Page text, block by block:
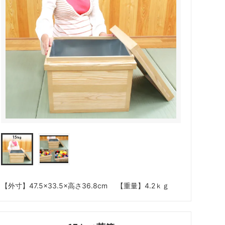
【外寸】47.5×33.5×高さ36.8cm 【重量】4.2ｋｇ